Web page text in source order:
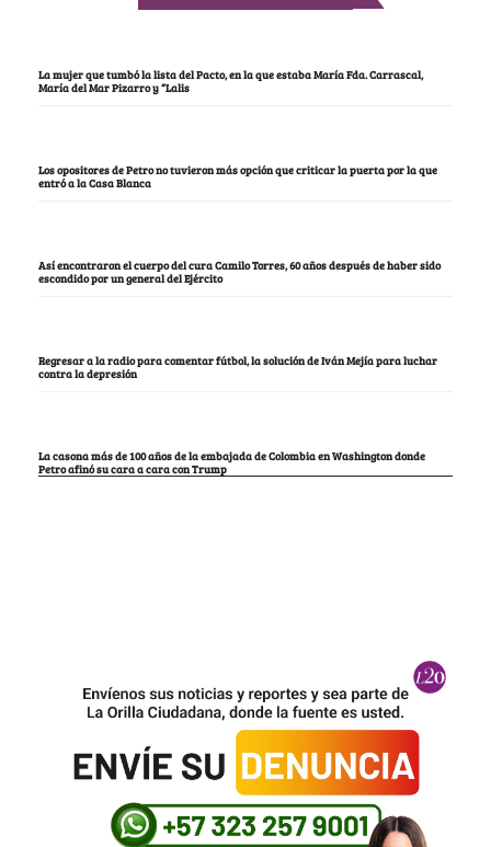
La mujer que tumbó la lista del Pacto, en la que estaba María Fda. Carrascal,
María del Mar Pizarro y “Lalis
Los opositores de Petro no tuvieron más opción que criticar la puerta por la que
entró a la Casa Blanca
Así encontraron el cuerpo del cura Camilo Torres, 60 años después de haber sido
escondido por un general del Ejército
Regresar a la radio para comentar fútbol, la solución de Iván Mejía para luchar
contra la depresión
La casona más de 100 años de la embajada de Colombia en Washington donde
Petro afinó su cara a cara con Trump